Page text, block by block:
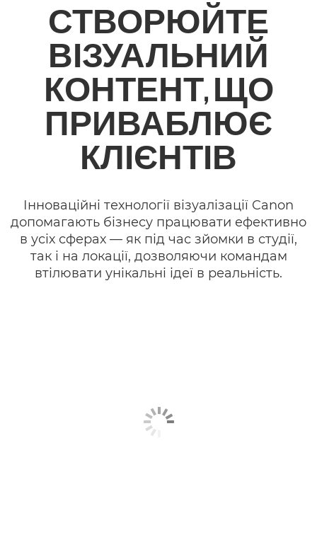
Рішення
Комплект розроблення програмного забезпечення (SDK)
СТВОРЮЙТЕ
ВІЗУАЛЬНИЙ
КОНТЕНТ, ЩО
ПРИВАБЛЮЄ
КЛІЄНТІВ
Інноваційні технології візуалізації Canon
допомагають бізнесу працювати ефективно
в усіх сферах — як під час зйомки в студії,
так і на локації, дозволяючи командам
втілювати унікальні ідеї в реальність.